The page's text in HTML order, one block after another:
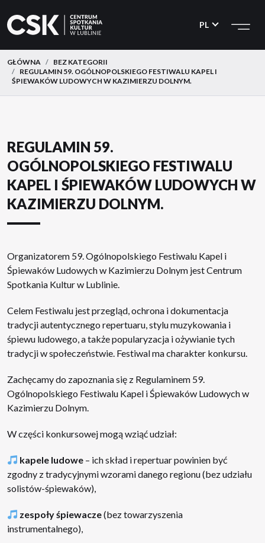
CSK
do
menu
do
treści
PL
GŁÓWNA
BEZ KATEGORII
REGULAMIN 59. OGÓLNOPOLSKIEGO FESTIWALU KAPEL I
ŚPIEWAKÓW LUDOWYCH W KAZIMIERZU DOLNYM.
REGULAMIN 59.
OGÓLNOPOLSKIEGO FESTIWALU
KAPEL I ŚPIEWAKÓW LUDOWYCH W
KAZIMIERZU DOLNYM.
Organizatorem 59. Ogólnopolskiego Festiwalu Kapel i
Śpiewaków Ludowych w Kazimierzu Dolnym jest Centrum
Spotkania Kultur w Lublinie.
Celem Festiwalu jest przegląd, ochrona i dokumentacja
tradycji autentycznego repertuaru, stylu muzykowania i
śpiewu ludowego, a także popularyzacja i ożywianie tych
tradycji w społeczeństwie. Festiwal ma charakter konkursu.
Zachęcamy do zapoznania się z Regulaminem 59.
Ogólnopolskiego Festiwalu Kapel i Śpiewaków Ludowych w
Kazimierzu Dolnym.
W części konkursowej mogą wziąć udział:
kapele ludowe – ich skład i repertuar powinien być
zgodny z tradycyjnymi wzorami danego regionu (bez udziału
solistów-śpiewaków),
zespoły śpiewacze(bez towarzyszenia
instrumentalnego),